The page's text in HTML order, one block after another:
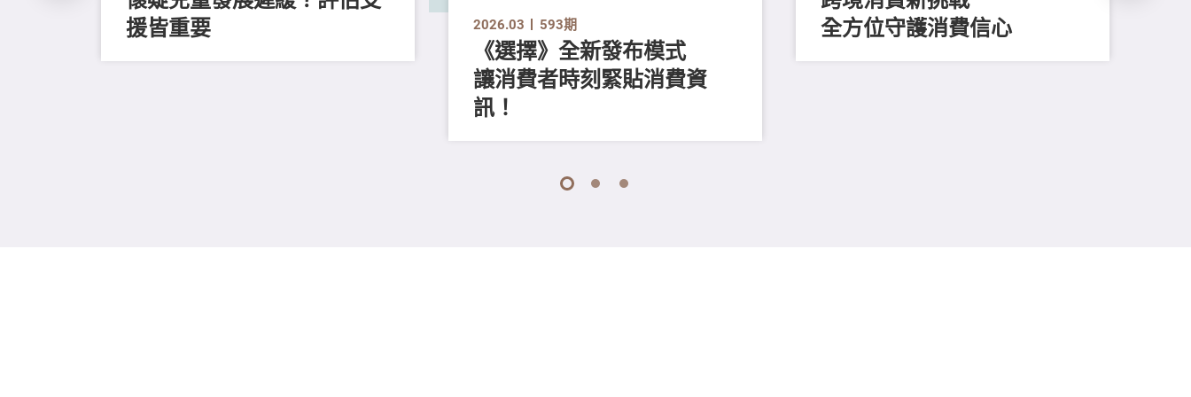
援皆重要
2026.03 593期
《選擇》全新發布模式
讓消費者時刻緊貼消費資
訊！
全方位守護消費信心
1 2 3